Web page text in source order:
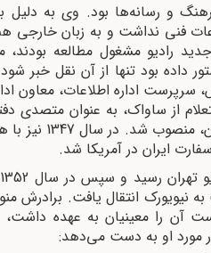
و رسانه‌ها بود. وی به دلیل
فنی نداشت و به زبان خارجی
رادیو مشغول مطالعه بودند،
داده بود تنها از آن نقل خبر
اداره اطلاعات، معاون
و بردن استعلام از ساواک، به عنوان
ایران و سپس رایزن
ایران در آمریکا شد.
سال 1355 با همین سمت به نیویورک انتقال یافت.
در مورد او به دست می‌دهد: